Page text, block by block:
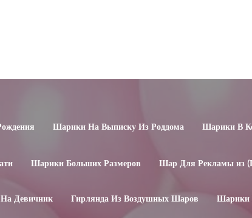
Шарики На Выписку Из Роддома Шарики В
Шарики Больших Размеров Шар Для Рекламы из
Девичник Гирлянда Из Воздушных Шаров Шарики